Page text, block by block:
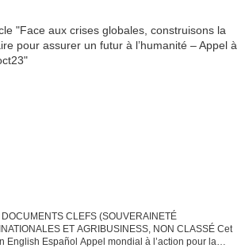
CLEFS (SOUVERAINETÉ
ET AGRIBUSINESS, NON CLASSÉ Cet
English Español Appel mondial à l’action pour la